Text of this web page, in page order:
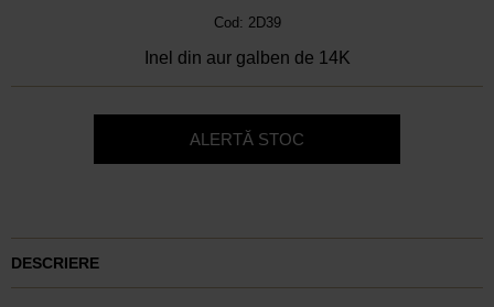
Cod: 2D39
Inel din aur galben de 14K
ALERTĂ STOC
DESCRIERE